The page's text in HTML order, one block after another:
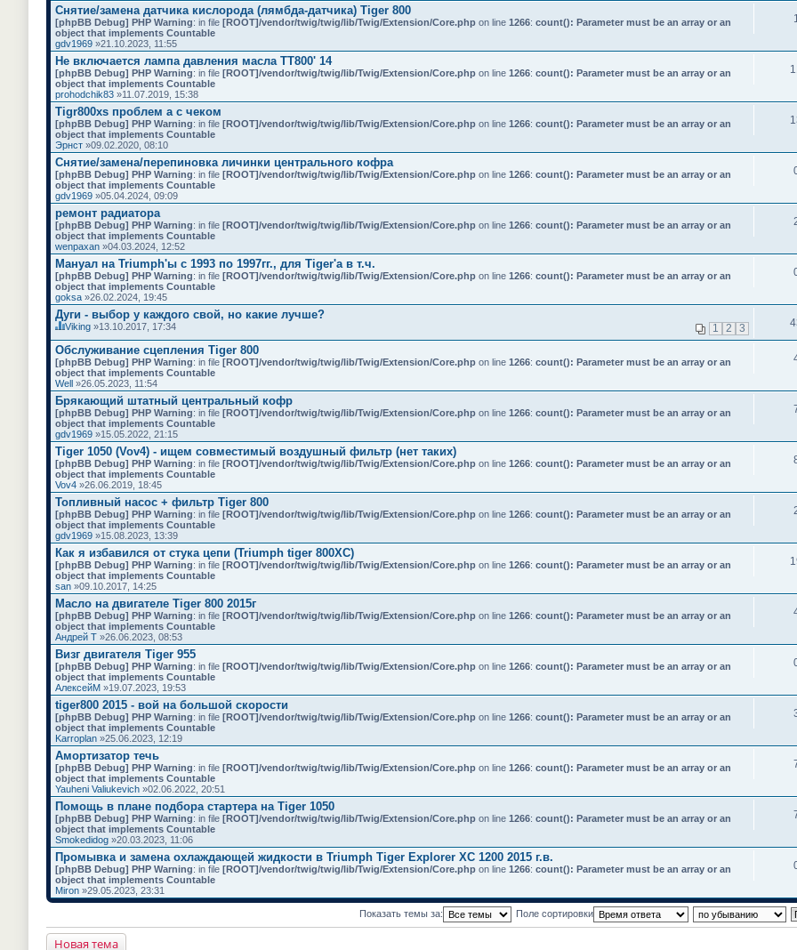
Снятие/замена датчика кислорода (лямбда-датчика) Tiger 800
[phpBB Debug] PHP Warning: in file [ROOT]/vendor/twig/twig/lib/Twig/Extension/Core.php on line 1266: count(): Parameter must be an array or an
object that implements Countable
gdv1969 »21.10.2023, 11:55
Не включается лампа давления масла TT800' 14
[phpBB Debug] PHP Warning: in file [ROOT]/vendor/twig/twig/lib/Twig/Extension/Core.php on line 1266: count(): Parameter must be an array or an
object that implements Countable
prohodchik83 »11.07.2019, 15:38
Tigr800xs проблем а с чеком
[phpBB Debug] PHP Warning: in file [ROOT]/vendor/twig/twig/lib/Twig/Extension/Core.php on line 1266: count(): Parameter must be an array or an
object that implements Countable
Эрнст »09.02.2020, 08:10
Снятие/замена/перепиновка личинки центрального кофра
[phpBB Debug] PHP Warning: in file [ROOT]/vendor/twig/twig/lib/Twig/Extension/Core.php on line 1266: count(): Parameter must be an array or an
object that implements Countable
gdv1969 »05.04.2024, 09:09
ремонт радиатора
[phpBB Debug] PHP Warning: in file [ROOT]/vendor/twig/twig/lib/Twig/Extension/Core.php on line 1266: count(): Parameter must be an array or an
object that implements Countable
wenpaxan »04.03.2024, 12:52
Мануал на Triumph'ы с 1993 по 1997гг., для Tiger'а в т.ч.
[phpBB Debug] PHP Warning: in file [ROOT]/vendor/twig/twig/lib/Twig/Extension/Core.php on line 1266: count(): Parameter must be an array or an
object that implements Countable
goksa »26.02.2024, 19:45
Дуги - выбор у каждого свой, но какие лучше?
1 2 3
а
н
н
а
я
т
е
м
а
с
о
д
е
р
ж
и
т
о
п
р
о
с
.
Viking »13.10.2017, 17:34
Обслуживание сцепления Tiger 800
[phpBB Debug] PHP Warning: in file [ROOT]/vendor/twig/twig/lib/Twig/Extension/Core.php on line 1266: count(): Parameter must be an array or an
object that implements Countable
Well »26.05.2023, 11:54
Брякающий штатный центральный кофр
[phpBB Debug] PHP Warning: in file [ROOT]/vendor/twig/twig/lib/Twig/Extension/Core.php on line 1266: count(): Parameter must be an array or an
object that implements Countable
gdv1969 »15.05.2022, 21:15
Tiger 1050 (Vov4) - ищем совместимый воздушный фильтр (нет таких)
[phpBB Debug] PHP Warning: in file [ROOT]/vendor/twig/twig/lib/Twig/Extension/Core.php on line 1266: count(): Parameter must be an array or an
object that implements Countable
Vov4 »26.06.2019, 18:45
Топливный насос + фильтр Tiger 800
[phpBB Debug] PHP Warning: in file [ROOT]/vendor/twig/twig/lib/Twig/Extension/Core.php on line 1266: count(): Parameter must be an array or an
object that implements Countable
gdv1969 »15.08.2023, 13:39
Как я избавился от стука цепи (Triumph tiger 800XC)
[phpBB Debug] PHP Warning: in file [ROOT]/vendor/twig/twig/lib/Twig/Extension/Core.php on line 1266: count(): Parameter must be an array or an
object that implements Countable
san »09.10.2017, 14:25
Масло на двигателе Tiger 800 2015г
[phpBB Debug] PHP Warning: in file [ROOT]/vendor/twig/twig/lib/Twig/Extension/Core.php on line 1266: count(): Parameter must be an array or an
object that implements Countable
Андрей Т »26.06.2023, 08:53
Визг двигателя Tiger 955
[phpBB Debug] PHP Warning: in file [ROOT]/vendor/twig/twig/lib/Twig/Extension/Core.php on line 1266: count(): Parameter must be an array or an
object that implements Countable
АлексейМ »19.07.2023, 19:53
tiger800 2015 - вой на большой скорости
[phpBB Debug] PHP Warning: in file [ROOT]/vendor/twig/twig/lib/Twig/Extension/Core.php on line 1266: count(): Parameter must be an array or an
object that implements Countable
Karroplan »25.06.2023, 12:19
Амортизатор течь
[phpBB Debug] PHP Warning: in file [ROOT]/vendor/twig/twig/lib/Twig/Extension/Core.php on line 1266: count(): Parameter must be an array or an
object that implements Countable
Yauheni Valiukevich »02.06.2022, 20:51
Помощь в плане подбора стартера на Tiger 1050
[phpBB Debug] PHP Warning: in file [ROOT]/vendor/twig/twig/lib/Twig/Extension/Core.php on line 1266: count(): Parameter must be an array or an
object that implements Countable
Smokedidog »20.03.2023, 11:06
Промывка и замена охлаждающей жидкости в Triumph Tiger Explorer XC 1200 2015 г.в.
[phpBB Debug] PHP Warning: in file [ROOT]/vendor/twig/twig/lib/Twig/Extension/Core.php on line 1266: count(): Parameter must be an array or an
object that implements Countable
Miron »29.05.2023, 23:31
Показать темы за: Поле сортировки
Новая тема